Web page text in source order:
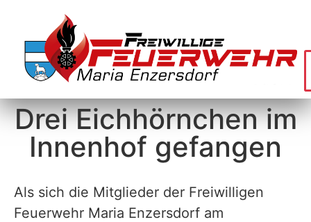
Drei Eichhörnchen im
Innenhof gefangen
Als sich die Mitglieder der Freiwilligen
Feuerwehr Maria Enzersdorf am